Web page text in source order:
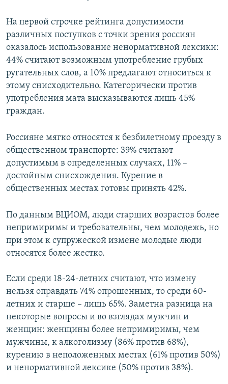
На первой строчке рейтинга допустимости
различных поступков с точки зрения россиян
оказалось использование ненормативной лексики:
44% считают возможным употребление грубых
ругательных слов, а 10% предлагают относиться к
этому снисходительно. Категорически против
употребления мата высказываются лишь 45%
граждан.
Россияне мягко относятся к безбилетному проезду в
общественном транспорте: 39% считают
допустимым в определенных случаях, 11% –
достойным снисхождения. Курение в
общественных местах готовы принять 42%.
По данным ВЦИОМ, люди старших возрастов более
непримиримы и требовательны, чем молодежь, но
при этом к супружеской измене молодые люди
относятся более жестко.
Если среди 18-24-летних считают, что измену
нельзя оправдать 74% опрошенных, то среди 60-
летних и старше – лишь 65%. Заметна разница на
некоторые вопросы и во взглядах мужчин и
женщин: женщины более непримиримы, чем
мужчины, к алкоголизму (86% против 68%),
курению в неположенных местах (61% против 50%)
и ненормативной лексике (50% против 38%).